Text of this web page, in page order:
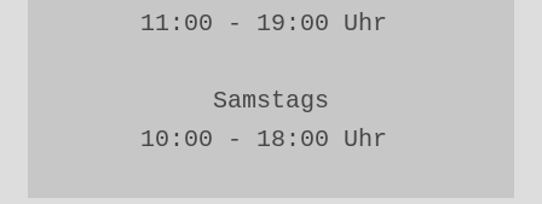
11:00 - 19:00 Uhr
Samstags
10:00 - 18:00 Uhr